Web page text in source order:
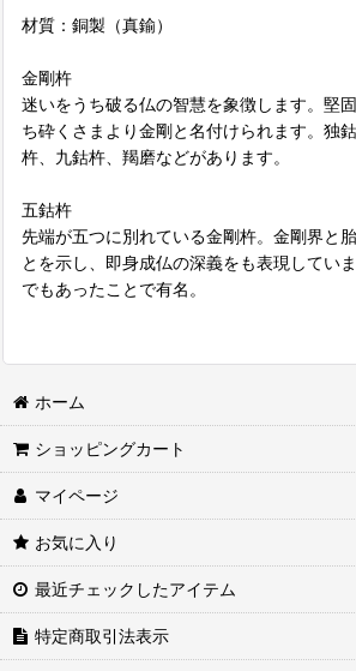
材質：銅製（真鍮）
金剛杵
迷いをうち破る仏の智慧を象徴します。堅
ち砕くさまより金剛と名付けられます。独
杵、九鈷杵、羯磨などがあります。
五鈷杵
先端が五つに別れている金剛杵。金剛界と
とを示し、即身成仏の深義をも表現してい
でもあったことで有名。
ホーム
ショッピングカート
マイページ
お気に入り
最近チェックしたアイテム
特定商取引法表示